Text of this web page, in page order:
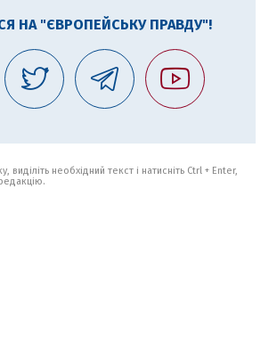
НА "ЄВРОПЕЙСЬКУ ПРАВДУ"!
виділіть необхідний текст і натисніть Ctrl + Enter,